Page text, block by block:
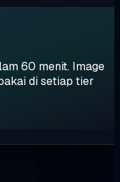
60 menit. Image
di setiap tier